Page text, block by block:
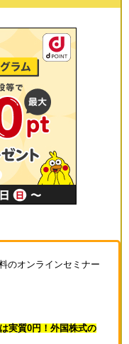
のオンラインセミナー
実質0円！外国株式の